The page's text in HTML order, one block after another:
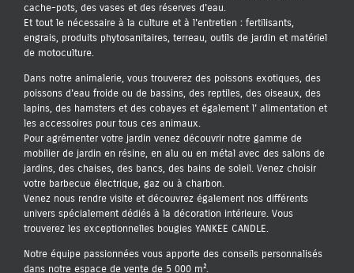
cache-pots, des vases et des réserves d'eau.
Et tout le nécessaire à la culture et à l'entretien : fertilisants,
engrais, produits phytosanitaires, terreau, outils de jardin et matériel
de motoculture.
Dans notre animalerie, vous trouverez des poissons exotiques, des
poissons d'eau froide ou de bassins, des reptiles, des oiseaux, des
lapins, des hamsters et des cobayes et également l' alimentation et
les accessoires pour tous ces animaux.
Pour agrémenter votre jardin venez découvrir notre gamme de
mobilier de jardin en résine, en alu ou en métal avec des salons de
jardins, des chaises, des bancs, des bains de soleil. Venez choisir
votre barbecue électrique, gaz ou à charbon.
Venez nous rendre visite et découvrez également nos différents
univers spécialement dédiés à la décoration intérieure. Vous
trouverez les exceptionnelles bougies YANKEE CANDLE.
Notre équipe passionnées vous apporte des conseils personnalisés
dans notre espace de vente de 5 000 m².